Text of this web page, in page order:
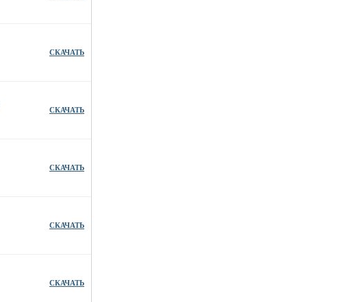
СКАЧАТЬ
СКАЧАТЬ
СКАЧАТЬ
СКАЧАТЬ
СКАЧАТЬ